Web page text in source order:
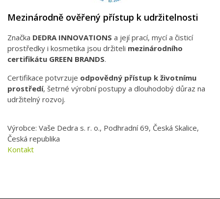
Mezinárodně ověřený přístup k udržitelnosti
Značka DEDRA INNOVATIONS a její prací, mycí a čisticí
prostředky i kosmetika jsou držiteli mezinárodního
certifikátu GREEN BRANDS.
Certifikace potvrzuje odpovědný přístup k životnímu
prostředí, šetrné výrobní postupy a dlouhodobý důraz na
udržitelný rozvoj.
Výrobce: Vaše Dedra s. r. o., Podhradní 69, Česká Skalice,
Česká republika
Kontakt